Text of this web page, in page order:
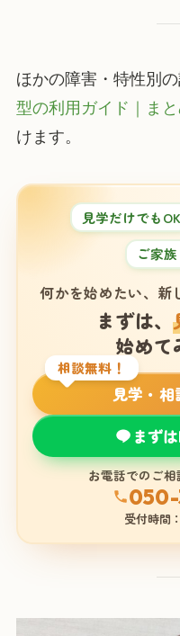
ほかの障害・特性別
型の利用ガイド｜ま
けます。
見学だけでもOK
ご家
何かを始めたい、新
まずは、
始めて
相談無料！
見学・相
まず
お電話でのご
受付時間